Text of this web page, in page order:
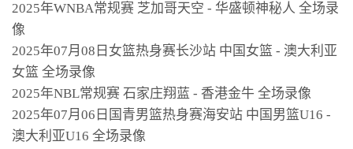
2025年WNBA常规赛 芝加哥天空 - 华盛顿神秘人 全场录
像
2025年07月08日女篮热身赛长沙站 中国女篮 - 澳大利亚
女篮 全场录像
2025年NBL常规赛 石家庄翔蓝 - 香港金牛 全场录像
2025年07月06日国青男篮热身赛海安站 中国男篮U16 -
澳大利亚U16 全场录像